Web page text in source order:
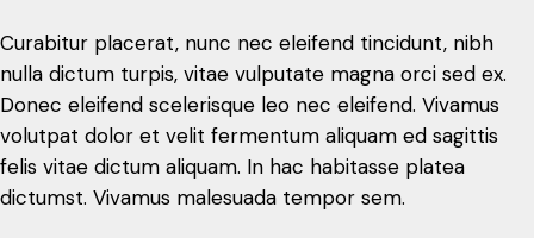
Curabitur placerat, nunc nec eleifend tincidunt, nibh
nulla dictum turpis, vitae vulputate magna orci sed ex.
Donec eleifend scelerisque leo nec eleifend. Vivamus
volutpat dolor et velit fermentum aliquam ed sagittis
felis vitae dictum aliquam. In hac habitasse platea
dictumst. Vivamus malesuada tempor sem.